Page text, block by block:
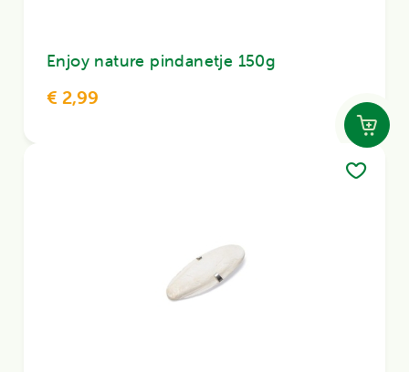
Enjoy nature pindanetje 150g
€ 2,99